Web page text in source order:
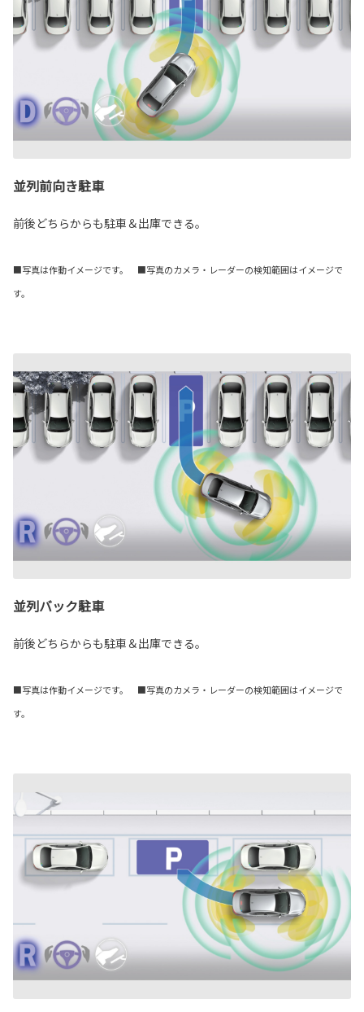
並列前向き駐車
前後どちらからも駐車＆出庫できる。
■写真は作動イメージです。 ■写真のカメラ・レーダーの検知範囲はイメージで
す。
並列バック駐車
前後どちらからも駐車＆出庫できる。
■写真は作動イメージです。 ■写真のカメラ・レーダーの検知範囲はイメージで
す。